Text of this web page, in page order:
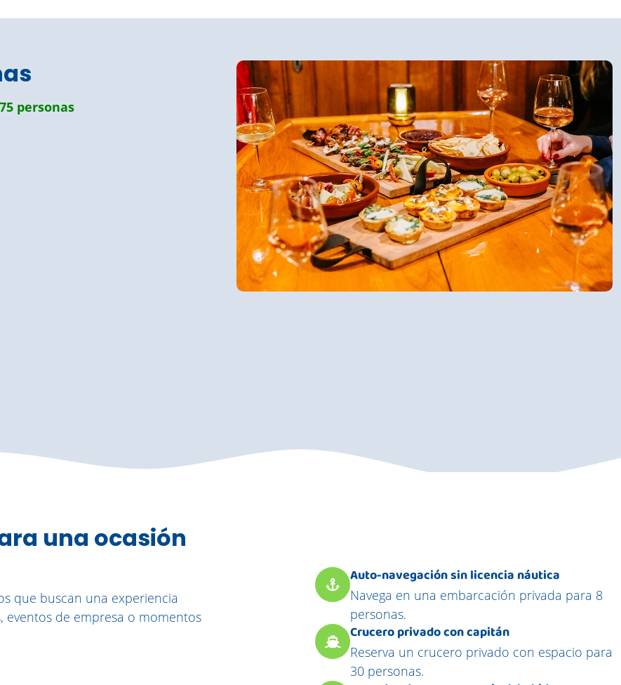
personas
una ocasión
que buscan una experiencia
eventos de empresa o momentos
Auto-navegación sin licencia náutica
Navega en una embarcación privada para 8
personas.
Crucero privado con capitán
Reserva un crucero privado con espacio para
30 personas.